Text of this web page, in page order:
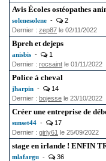
Avis Écoles ostéopathes
solenesolene -
2
Dernier : zep87 le 02/11/2022
Bpreh et dejeps
anisbis -
1
Dernier : rocsaint le 01/11/2022
Police à cheval
jharpin -
14
Dernier : bojesse le 23/10/2022
Créer une entreprise de
sunset44 -
17
Dernier : girly61 le 25/09/2022
stage en irlande ! ENFIN
mlafargu -
36